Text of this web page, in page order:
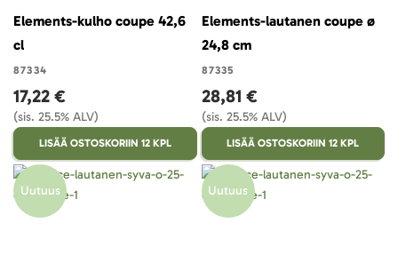
Elements-kulho coupe 42,6
cl
87334
17,22 €
(sis. 25.5% ALV)
LISÄÄ OSTOSKORIIN 12 KPL
Elements-lautanen coupe ø
24,8 cm
87335
28,81 €
(sis. 25.5% ALV)
LISÄÄ OSTOSKORIIN 12 KPL
Uutuus Uutuus